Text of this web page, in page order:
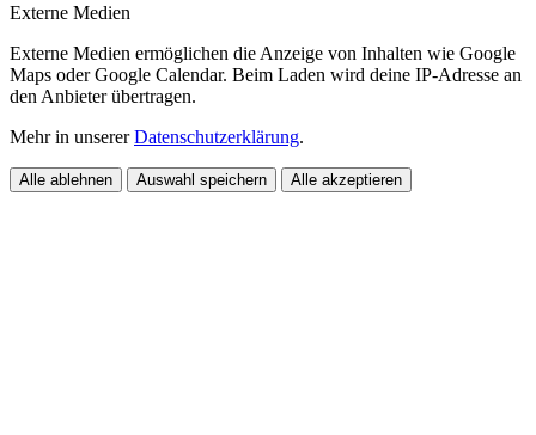
Externe Medien
Externe Medien ermöglichen die Anzeige von Inhalten wie Google
Maps oder Google Calendar. Beim Laden wird deine IP-Adresse an
den Anbieter übertragen.
Mehr in unsererDatenschutzerklärung.
Alle ablehnen Auswahl speichern Alle akzeptieren